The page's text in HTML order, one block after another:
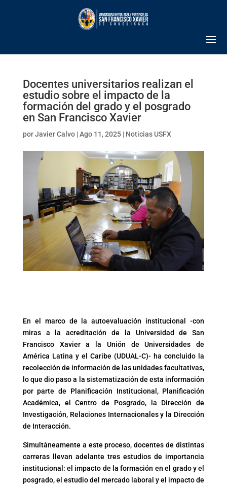
Docentes universitarios realizan el
estudio sobre el impacto de la
formación del grado y el posgrado
en San Francisco Xavier
porJavier Calvo|Ago 11, 2025| Noticias USFX
En el marco de la autoevaluación institucional -con
miras a la acreditación de la Universidad de San
Francisco Xavier a la Unión de Universidades de
América Latina y el Caribe (UDUAL-C)- ha concluido la
recolección de información de las unidades facultativas,
lo que dio paso a la sistematización de esta información
por parte de Planificación Institucional, Planificación
Académica, el Centro de Posgrado, la Dirección de
Investigación, Relaciones Internacionales y la Dirección
de Interacción.
Simultáneamente a este proceso, docentes de distintas
carreras llevan adelante tres estudios de importancia
institucional: el impacto de la formación en el grado y el
posgrado, el estudio del mercado laboral y el impacto de